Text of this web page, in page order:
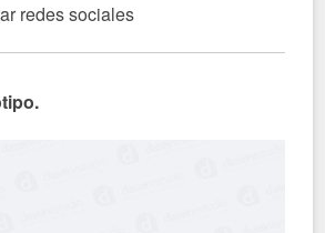
redes sociales